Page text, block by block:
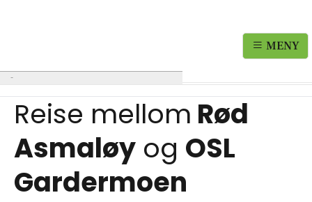
MENY
Reise mellom Rød
Asmaløy og OSL
Gardermoen